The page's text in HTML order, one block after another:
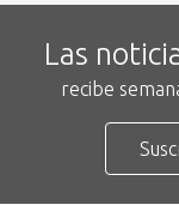
Las
recibe